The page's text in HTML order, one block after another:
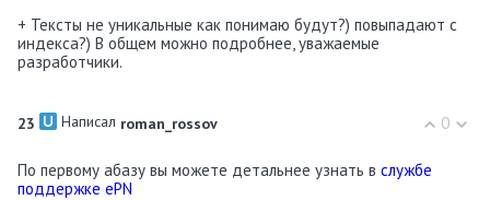
+ Тексты не уникальные как понимаю будут?) повыпадают с
индекса?) В общем можно подробнее, уважаемые
разработчики.
0
23 Написал roman_rossov
По первому абазу вы можете детальнее узнать в службе
поддержке ePN